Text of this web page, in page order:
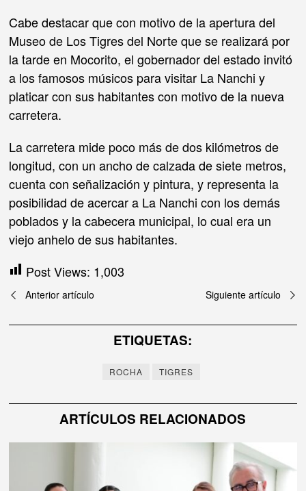
Cabe destacar que con motivo de la apertura del
Museo de Los Tigres del Norte que se realizará por
la tarde en Mocorito, el gobernador del estado invitó
a los famosos músicos para visitar La Nanchi y
platicar con sus habitantes con motivo de la nueva
carretera.
La carretera mide poco más de dos kilómetros de
longitud, con un ancho de calzada de siete metros,
cuenta con señalización y pintura, y representa la
posibilidad de acercar a La Nanchi con los demás
poblados y la cabecera municipal, lo cual era un
viejo anhelo de sus habitantes.
Post Views: 1,003
Navegación
de
Anterior artículo Siguiente artículo
ETIQUETAS:
ROCHA TIGRES
ARTÍCULOS RELACIONADOS